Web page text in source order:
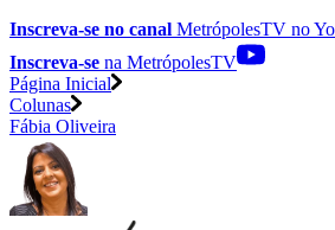
Inscreva-se no canal MetrópolesTV no
Inscreva-se na MetrópolesTV
Página Inicial
Colunas
Fábia Oliveira